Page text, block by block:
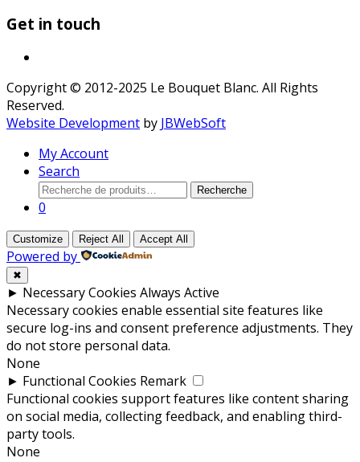
Get in touch
Copyright © 2012-2025 Le Bouquet Blanc. All Rights
Reserved.
Website Development by JBWebSoft
My Account
Search
Recherche
pour :
Recherche
0
Customize Reject All Accept All
Powered by
✖
► Necessary Cookies Always Active
Necessary cookies enable essential site features like
secure log-ins and consent preference adjustments. They
do not store personal data.
None
► Functional Cookies Remark
Functional cookies support features like content sharing
on social media, collecting feedback, and enabling third-
party tools.
None